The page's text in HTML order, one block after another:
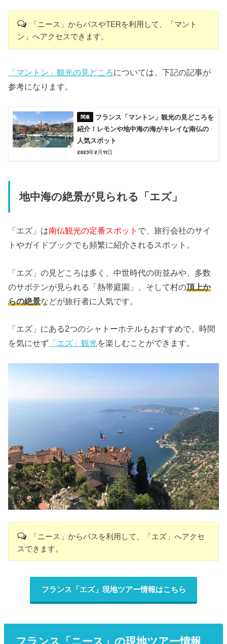
「ニース」からバスやTERを利用して、「マント
ン」へアクセスできます。
「マントン」観光の見どころについては、下記の記事が
参考になります。
フランス「マントン」観光の見どころを
紹介！レモンや地中海の海がキレイな南仏の
人気スポット
2023年2月11日
地中海の絶景が見られる「エズ」
「エズ」は南仏観光の定番スポット で、旅行会社のサイ
トやガイドブックでも頻繁に紹介されるスポット。
「エズ」の見どころは多く、中世時代の街並みや、多数
のサボテンが見られる「熱帯庭園」、そして村の頂上か
らの絶景などが旅行者に人気です。
「エズ」にある2つのシャトーホテルもおすすめで、時間
を気にせず 「エズ」観光を楽しむことができます。
「ニース」からバスを利用して、「エズ」へアクセ
スできます。
フランス「エズ」現地ツアー情報はこちら
フランス「ニース」の現地ツアー情報